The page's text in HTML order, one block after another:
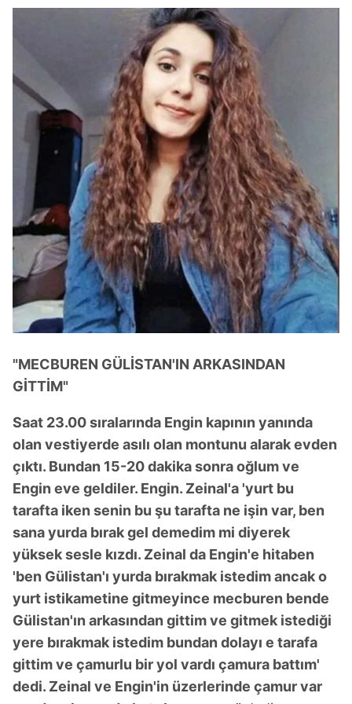
Sizlere daha iyi bir hizmet sunabilmek için İnternet
Sitemizde kendimize ve üçüncü kişilere ait çerezler
kullanılmaktadır. Bu çerezler vasıtasıyla çeşitli kişisel
verileriniz işlenmekte olup gerekli olan çerezler bilgi
toplumu hizmetlerinin sunulması amacıyla
kullanılmaktadır. Diğer çerezler, sitemizin daha işlevsel
kılınması ve kişiselleştirilmesi ve sizlere yönelik
reklam/pazarlama faaliyetlerinin yapılması, amaçlarıyla
sınırlı olarak açık rızanız dahilinde kullanılacaktır.
Çerezlere ilişkin tercihlerinizi aşağıda yer alan panel
vasıtasıyla belirleyebilirsiniz. Çerezlere ilişkin detaylı bilgi
için Ayarlar butonuna tıklayabilir,Çerez Bilgilendirme
Metnimiziziyaret edebilirsiniz.
6698 sayılı Kişisel Verilerin Korunması Kanunu uyarınca
ilgili mevzuata uygun olarak kullanılan çerezlerle ilgili bilgi
almak için lütfen
"MECBUREN GÜLİSTAN'IN ARKASINDAN
GİTTİM"
Saat 23.00 sıralarında Engin kapının yanında
olan vestiyerde asılı olan montunu alarak evden
çıktı. Bundan 15-20 dakika sonra oğlum ve
Engin eve geldiler. Engin. Zeinal'a 'yurt bu
tarafta iken senin bu şu tarafta ne işin var, ben
sana yurda bırak gel demedim mi diyerek
yüksek sesle kızdı. Zeinal da Engin'e hitaben
'ben Gülistan'ı yurda bırakmak istedim ancak o
yurt istikametine gitmeyince mecburen bende
Gülistan'ın arkasından gittim ve gitmek istediği
yere bırakmak istedim bundan dolayı e tarafa
gittim ve çamurlu bir yol vardı çamura battım'
dedi. Zeinal ve Engin'in üzerlerinde çamur var